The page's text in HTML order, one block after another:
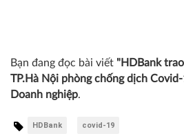
Bạn đang đọc bài viết "HDBank
TP.Hà Nội phòng chống dịch
Doanh nghiệp.
HDBank covid-19